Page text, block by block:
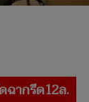
ฉากรีด12ล.